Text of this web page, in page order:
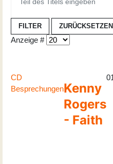
FILTER ZURÜCKSETZEN
Anzeige #
CD
BesprechungenKenny
Rogers
- Faith